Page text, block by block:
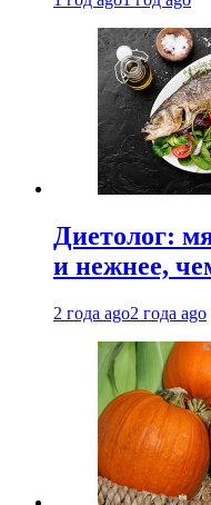
Диетолог:
и нежнее,
2 года ago2 года ago